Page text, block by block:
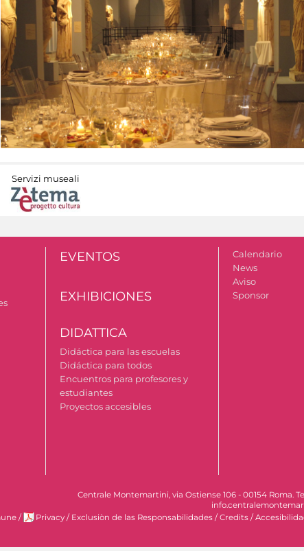
Servizi museali
EVENTOS
EXHIBICIONES
DIDATTICA
Didáctica para las escuelas
Didáctica para todos
Encuentros para profesores y
estudiantes
Proyectos accesibles
Calendario
News
Aviso
Sponsor
Centrale Montemartini, via Ostiense 106 - 00154 Roma.
/ Privacy / Exclusiòn de las Responsabilidades /Credits /